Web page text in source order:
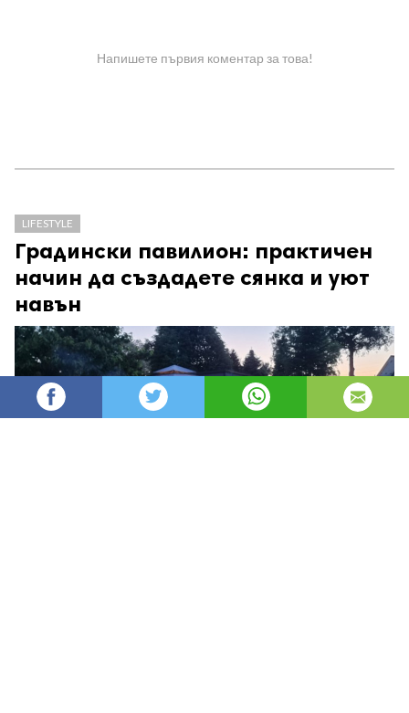
Напишете първия коментар за това!
LIFESTYLE
Градински павилион: практичен
начин да създадете сянка и уют
навън